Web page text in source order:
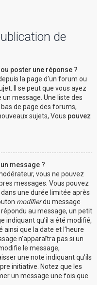
de
poster une réponse ?
la page d’un forum ou
Il se peut que vous ayez
un message. Une liste des
de page des forums,
sujets, Vous pouvez
message ?
vous ne pouvez
messages. Vous pouvez
une durée limitée après
modifierdu message
au message, un petit
indiquant qu’il a été modifié,
ainsi que la date et l’heure
n’apparaîtra pas si un
le message,
une note indiquant qu’ils
initiative. Notez que les
un message une fois que